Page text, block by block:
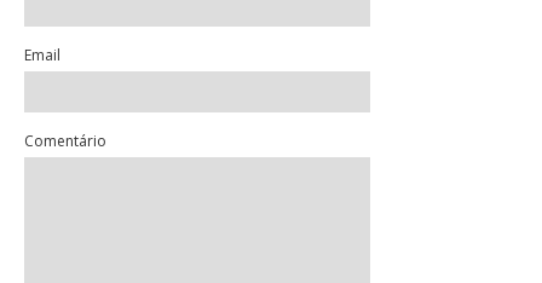
Email
Comentário